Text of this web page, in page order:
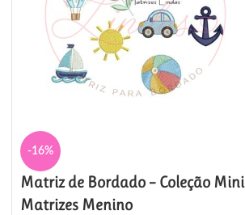
-16%
Matriz de Bordado – Coleção Mini
Matrizes Menino